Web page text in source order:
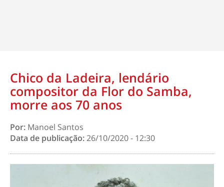
Chico da Ladeira, lendário
compositor da Flor do Samba,
morre aos 70 anos
Por: Manoel Santos
Data de publicação:26/10/2020 - 12:30